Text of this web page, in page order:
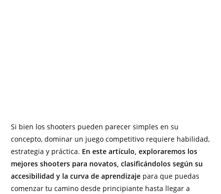
Si bien los shooters pueden parecer simples en su
concepto, dominar un juego competitivo requiere habilidad,
estrategia y práctica. En este artículo, exploraremos los
mejores shooters para novatos, clasificándolos según su
accesibilidad y la curva de aprendizaje para que puedas
comenzar tu camino desde principiante hasta llegar a